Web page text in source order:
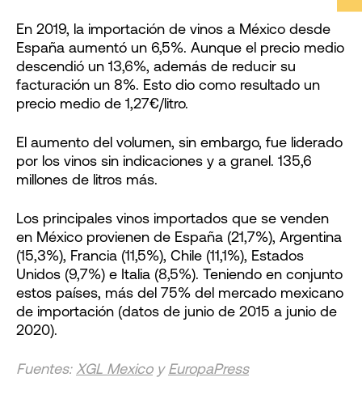
En 2019, la importación de vinos a México desde
España aumentó un 6,5%. Aunque el precio medio
descendió un 13,6%, además de reducir su
facturación un 8%. Esto dio como resultado un
precio medio de 1,27€/litro.
El aumento del volumen, sin embargo, fue liderado
por los vinos sin indicaciones y a granel. 135,6
millones de litros más.
Los principales vinos importados que se venden
en México provienen de España (21,7%), Argentina
(15,3%), Francia (11,5%), Chile (11,1%), Estados
Unidos (9,7%) e Italia (8,5%). Teniendo en conjunto
estos países, más del 75% del mercado mexicano
de importación (datos de junio de 2015 a junio de
2020).
Fuentes: XGL Mexicoy EuropaPress